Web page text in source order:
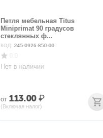
Петля мебельная Titus
Miniprimat 90 градусов
стеклянных ф...
КОД: 245-0926-850-00
Нет в наличии
от 113.00₽
(Включая налог)